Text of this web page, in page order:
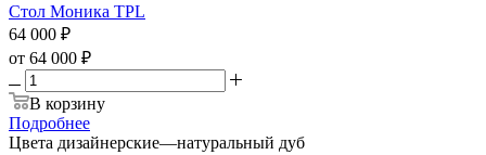
Стол Моника ТPL
64 000 ₽
от 64 000 ₽
В корзину
Подробнее
Цвета дизайнерские—натуральный дуб